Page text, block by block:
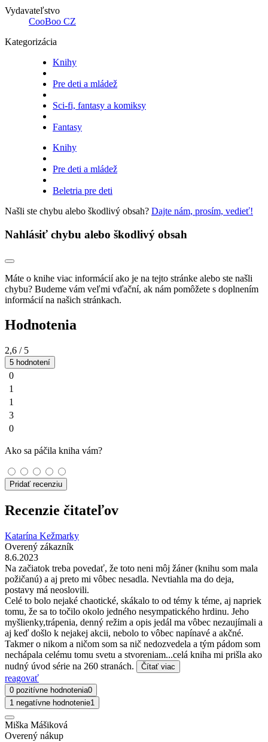
Vydavateľstvo
CooBoo CZ
Kategorizácia
Knihy
Pre deti a mládež
Sci-fi, fantasy a komiksy
Fantasy
Knihy
Pre deti a mládež
Beletria pre deti
Našli ste chybu alebo škodlivý obsah? Dajte nám, prosím, vedieť!
Nahlásiť chybu alebo škodlivý obsah
Máte o knihe viac informácií ako je na tejto stránke alebo ste našli
chybu? Budeme vám veľmi vďační, ak nám pomôžete s doplnením
informácií na našich stránkach.
Hodnotenia
2,6 / 5
5 hodnotení
0
1
1
3
0
Ako sa páčila kniha vám?
Pridať recenziu
Recenzie čitateľov
Katarína Kežmarky
Overený zákazník
8.6.2023
Na začiatok treba povedať, že toto neni môj žáner (knihu som mala
požičanú) a aj preto mi vôbec nesadla. Nevtiahla ma do deja,
postavy má neoslovili.
Celé to bolo nejaké chaotické, skákalo to od témy k téme, aj napriek
tomu, že sa to točilo okolo jedného nesympatického hrdinu. Jeho
myšlienky,trápenia, denný režim a opis jedál ma vôbec nezaujímali a
aj keď došlo k nejakej akcii, nebolo to vôbec napínavé a akčné.
Takmer o nikom a ničom som sa nič nedozvedela a tým pádom som
nechápala celému tomu svetu a stvoreniam...celá kniha mi prišla ako
nudný úvod série na 260 stranách.
Čítať viac
reagovať
0 pozitívne hodnotenia0
1 negatívne hodnotenie1
Miška Mášiková
Overený nákup